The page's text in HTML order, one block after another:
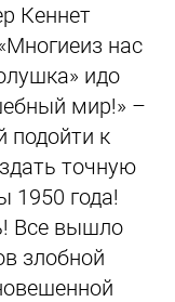
Кеннет
нас
идо
мир!» –
подойти к
точную
1950 года!
Все вышло
злобной